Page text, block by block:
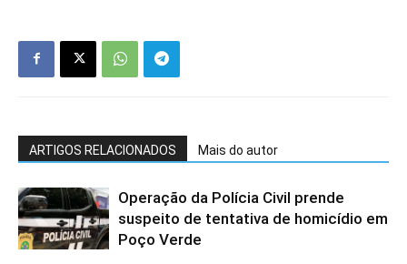
ARTIGOS RELACIONADOS Mais do autor
Operação da Polícia Civil prende
suspeito de tentativa de homicídio em
Poço Verde